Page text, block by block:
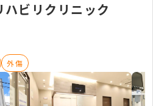
ビリクリニック
外傷